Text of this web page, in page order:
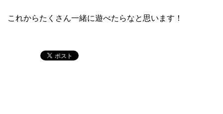
これからたくさん一緒に遊べたらなと思います！